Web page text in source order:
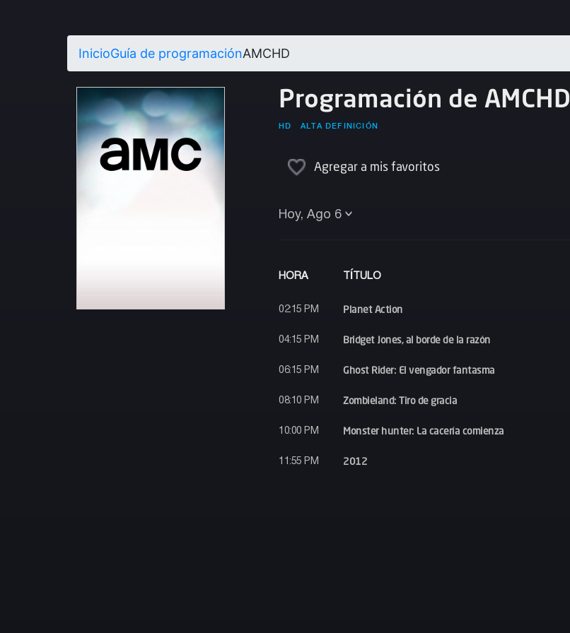
InicioGuía de programaciónAMCHD
Programación de AMCHD
HD ALTA DEFINICIÓN
Agregar a mis favoritos
Hoy, Ago 6
HORA TÍTULO
02:15 PM Planet Action
04:15 PM Bridget Jones, al borde de la razón
06:15 PM Ghost Rider: El vengador fantasma
08:10 PM Zombieland: Tiro de gracia
10:00 PM Monster hunter: La cacería comienza
11:55 PM 2012